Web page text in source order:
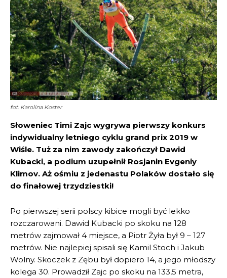
fot. Karolina Koster
Słoweniec Timi Zajc wygrywa pierwszy konkurs
indywidualny letniego cyklu grand prix 2019 w
Wiśle. Tuż za nim zawody zakończył Dawid
Kubacki, a podium uzupełnił Rosjanin Evgeniy
Klimov. Aż ośmiu z jedenastu Polaków dostało się
do finałowej trzydziestki!
Po pierwszej serii polscy kibice mogli być lekko
rozczarowani. Dawid Kubacki po skoku na 128
metrów zajmował 4 miejsce, a Piotr Żyła był 9 – 127
metrów. Nie najlepiej spisali się Kamil Stoch i Jakub
Wolny. Skoczek z Zębu był dopiero 14, a jego młodszy
kolega 30. Prowadził Zajc po skoku na 133,5 metra,